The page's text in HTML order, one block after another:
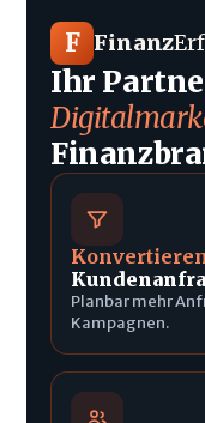
F Finanz
Ihr
Planbar mehr
Kampagnen.